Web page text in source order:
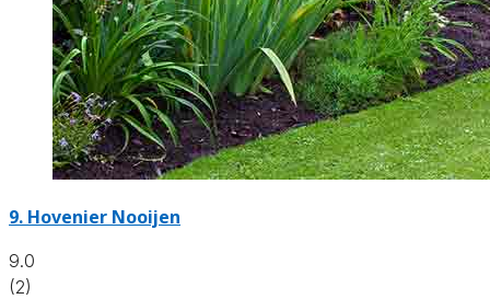
9. Hovenier Nooijen
9.0
(2)